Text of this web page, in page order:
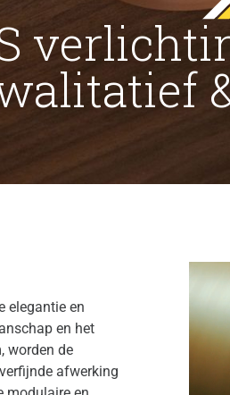
elegantie en
en het
worden de
afwerking